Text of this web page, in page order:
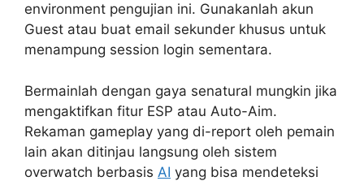
environment pengujian ini. Gunakanlah akun
Guest atau buat email sekunder khusus untuk
menampung session login sementara.
Bermainlah dengan gaya senatural mungkin jika
mengaktifkan fitur ESP atau Auto-Aim.
Rekaman gameplay yang di-report oleh pemain
lain akan ditinjau langsung oleh sistem
overwatch berbasis AI yang bisa mendeteksi